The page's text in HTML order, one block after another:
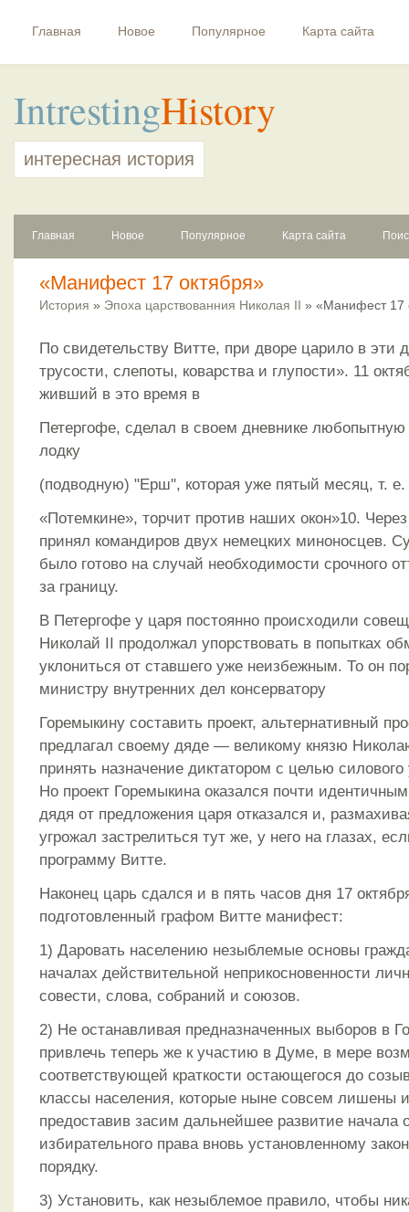
Главная Новое Популярное Карта сайта
IntrestingHistory
интересная история
Главная Новое Популярное Карта сайта
«Манифест 17 октября»
История » Эпоха царствованния Николая II » «Манифест 17
По свидетельству Витте, при дворе царило в эти
трусости, слепоты, коварства и глупости». 11
живший в это время в
Петергофе, сделал в своем дневнике
лодку
(подводную) "Ерш", которая уже пятый месяц, т. е.
«Потемкине», торчит против наших окон»10.
принял командиров двух немецких миноносцев.
было готово на случай необходимости срочного
за границу.
В Петергофе у царя постоянно происходили
Николай II продолжал упорствовать в попытках
уклониться от ставшего уже неизбежным. То он
министру внутренних дел консерватору
Горемыкину составить проект, альтернативный
предлагал своему дяде — великому князю
принять назначение диктатором с целью
Но проект Горемыкина оказался почти
дядя от предложения царя отказался и,
угрожал застрелиться тут же, у него на глазах,
программу Витте.
Наконец царь сдался и в пять часов дня 17
подготовленный графом Витте манифест:
1) Даровать населению незыблемые основы
началах действительной неприкосновенности
совести, слова, собраний и союзов.
2) Не останавливая предназначенных выборов в
привлечь теперь же к участию в Думе, в мере
соответствующей краткости остающегося до
классы населения, которые ныне совсем лишены
предоставив засим дальнейшее развитие начала
избирательного права вновь установленному
порядку.
3) Установить, как незыблемое правило, чтобы